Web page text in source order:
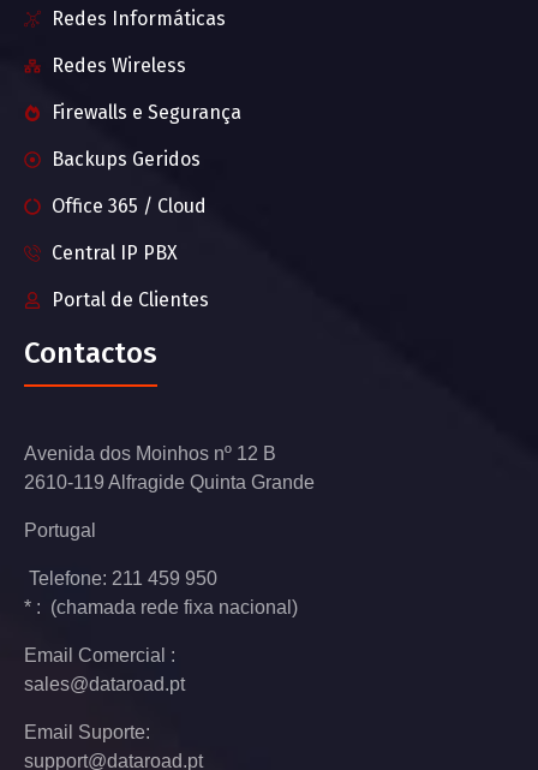
Redes Informáticas
Redes Wireless
Firewalls e Segurança
Backups Geridos
Office 365 / Cloud
Central IP PBX
Portal de Clientes
Contactos
Avenida dos Moinhos nº 12 B
2610-119 Alfragide Quinta Grande
Portugal
Telefone: 211 459 950
* : (chamada rede fixa nacional)
Email Comercial :
sales@dataroad.pt
Email Suporte:
support@dataroad.pt